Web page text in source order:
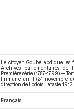
Le citoyen Goubé abdique les
Archives parlementaires
Première série (1787-1799) —
Frimaire an II (24 novembre
direction de Lodoïs Lataste. 1912.
Français